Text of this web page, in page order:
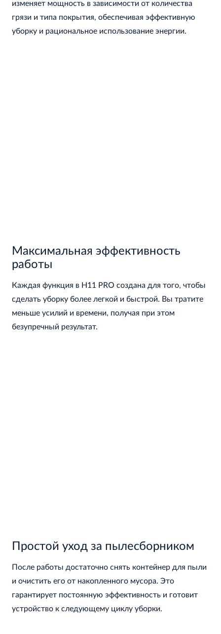
изменяет мощность в зависимости от количества
грязи и типа покрытия, обеспечивая эффективную
уборку и рациональное использование энергии.
Максимальная эффективность
работы
Каждая функция в H11 PRO создана для того, чтобы
сделать уборку более легкой и быстрой. Вы тратите
меньше усилий и времени, получая при этом
безупречный результат.
Простой уход за пылесборником
После работы достаточно снять контейнер для пыли
и очистить его от накопленного мусора. Это
гарантирует постоянную эффективность и готовит
устройство к следующему циклу уборки.